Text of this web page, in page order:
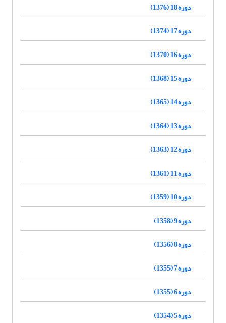
دوره 18 (1376)
دوره 17 (1374)
دوره 16 (1370)
دوره 15 (1368)
دوره 14 (1365)
دوره 13 (1364)
دوره 12 (1363)
دوره 11 (1361)
دوره 10 (1359)
دوره 9 (1358)
دوره 8 (1356)
دوره 7 (1355)
دوره 6 (1355)
دوره 5 (1354)